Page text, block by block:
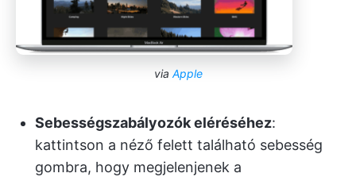
via Apple
Sebességszabályozók eléréséhez:
kattintson a néző felett található sebesség
gombra, hogy megjelenjenek a